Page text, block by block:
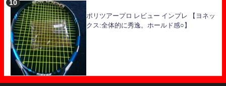
ポリツアープロ レビュー インプレ 【ヨネッ
クス:全体的に秀逸。ホールド感○】